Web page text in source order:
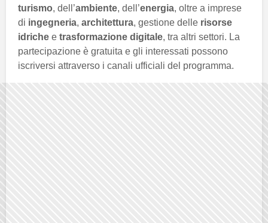
turismo, dell’ambiente, dell’energia, oltre a imprese
di ingegneria, architettura, gestione delle risorse
idriche e trasformazione digitale, tra altri settori. La
partecipazione è gratuita e gli interessati possono
iscriversi attraverso i canali ufficiali del programma.